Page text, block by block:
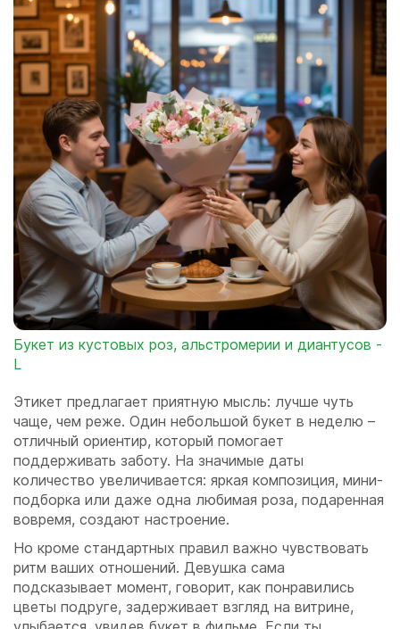
Букет из кустовых роз, альстромерии и диантусов -
L
Этикет предлагает приятную мысль: лучше чуть
чаще, чем реже. Один небольшой букет в неделю –
отличный ориентир, который помогает
поддерживать заботу. На значимые даты
количество увеличивается: яркая композиция, мини-
подборка или даже одна любимая роза, подаренная
вовремя, создают настроение.
Но кроме стандартных правил важно чувствовать
ритм ваших отношений. Девушка сама
подсказывает момент, говорит, как понравились
цветы подруге, задерживает взгляд на витрине,